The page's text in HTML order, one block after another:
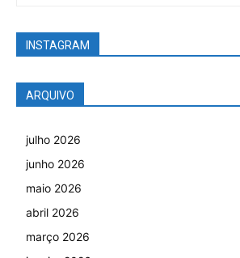
INSTAGRAM
ARQUIVO
julho 2026
junho 2026
maio 2026
abril 2026
março 2026